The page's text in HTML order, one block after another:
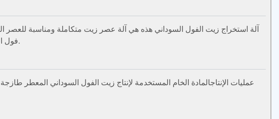
فول الصويا والفول السوداني والسمسم وبذور اللفت وعباد الشمس والزيتون والنخيل وجوز الهند وبذور الكتان، إلخ.
عمليات الإنتاجالمادة الخام المستخدمة لإنتاج زيت الفول السوداني المعطر